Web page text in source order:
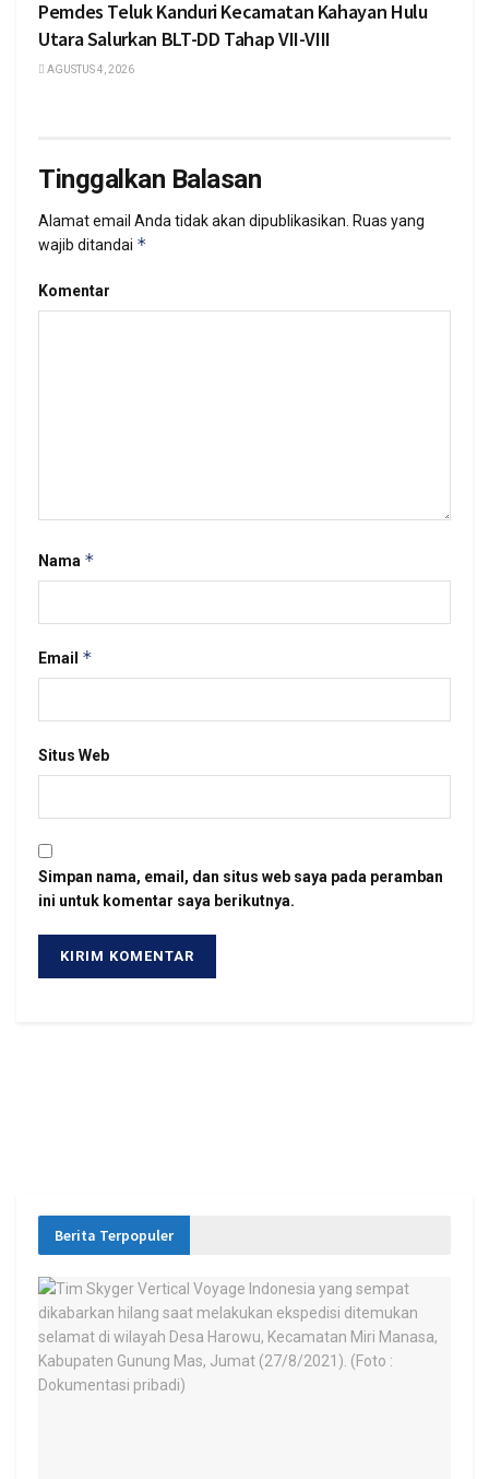
Pemdes Teluk Kanduri Kecamatan Kahayan Hulu
Utara Salurkan BLT-DD Tahap VII-VIII
AGUSTUS 4, 2026
Tinggalkan Balasan
Alamat email Anda tidak akan dipublikasikan. Ruas yang
wajib ditandai *
Komentar
Nama *
Email *
Situs Web
Simpan nama, email, dan situs web saya pada peramban
ini untuk komentar saya berikutnya.
Berita Terpopuler